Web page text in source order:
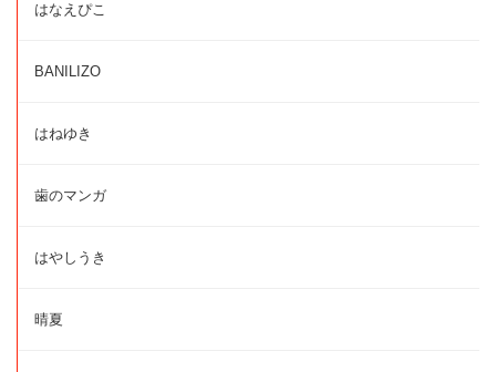
はなえぴこ
BANILIZO
はねゆき
歯のマンガ
はやしうき
晴夏